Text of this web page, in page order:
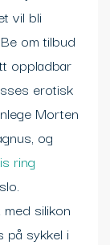
vil bli
om tilbud
oppladbar
erotisk
Morten
og
ring
silikon
på sykkel i